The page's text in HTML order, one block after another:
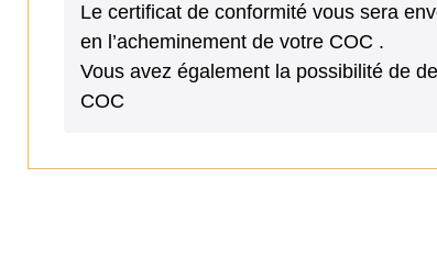
Le certificat de conformité vous sera
en l’acheminement de votre COC .
Vous avez également la possibilité de
COC